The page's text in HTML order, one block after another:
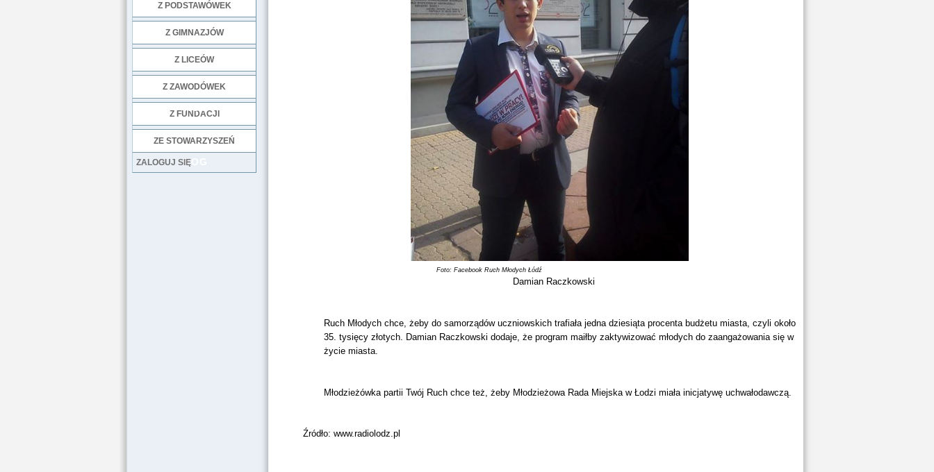
Z PODSTAWÓWEK
Z GIMNAZJÓW
Z LICEÓW
Z ZAWODÓWEK
Z FUNDACJI
ZE STOWARZYSZEŃ
LOG
ZALOGUJ SIĘ
Foto: Facebook Ruch Młodych Łódź
Damian Raczkowski
Ruch Młodych chce, żeby do samorządów uczniowskich trafiała jedna dziesiąta procenta budżetu miasta, czyli około
35. tysięcy złotych. Damian Raczkowski dodaje, że program maiłby zaktywizować młodych do zaangażowania się w
życie miasta.
Młodzieżówka partii Twój Ruch chce też, żeby Młodzieżowa Rada Miejska w Łodzi miała inicjatywę uchwałodawczą.
Źródło: www.radiolodz.pl